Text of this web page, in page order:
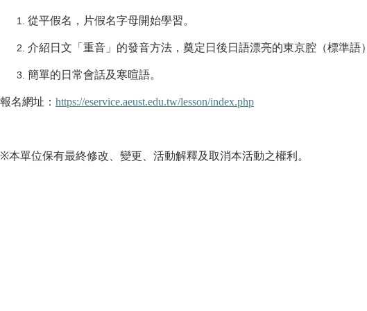
從平假名，片假名字母開始學習。
介紹日文「重音」的發音方法，奠定日後日語漂亮的東京腔（標準語）
簡單的日常會話及寒暄語。
報名網址： https://eservice.aeust.edu.tw/lesson/index.php
※本單位保有最終修改、變更、活動解釋及取消本活動之權利。